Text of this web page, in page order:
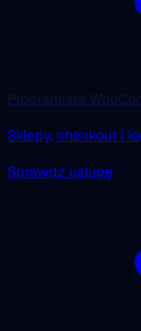
Sklepy, checkout i
Sprawdź usługę